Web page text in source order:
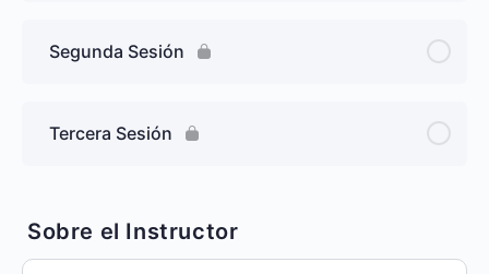
Segunda Sesión
Tercera Sesión
Sobre el Instructor